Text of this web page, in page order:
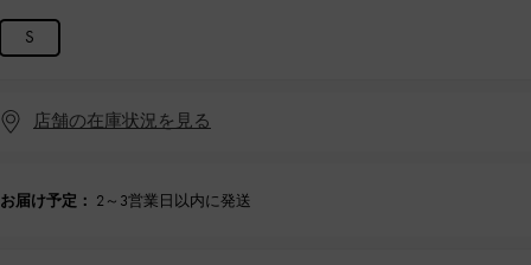
S
店舗の在庫状況を見る
お届け予定： 2～3営業日以内に発送